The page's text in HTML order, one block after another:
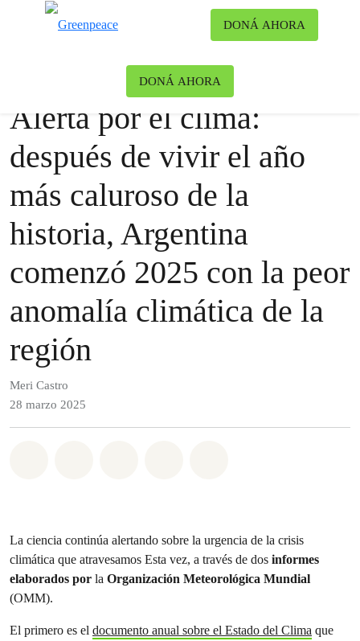
DONÁ AHORA
DONÁ AHORA
Clima y Energía
Alerta por el clima:
después de vivir el año
más caluroso de la
historia, Argentina
comenzó 2025 con la peor
anomalía climática de la
región
Meri Castro
28 marzo 2025
La ciencia continúa alertando sobre la urgencia de la crisis
climática que atravesamos Esta vez, a través de dos informes
elaborados por la Organización Meteorológica Mundial
(OMM).
El primero es el documento anual sobre el Estado del Clima que